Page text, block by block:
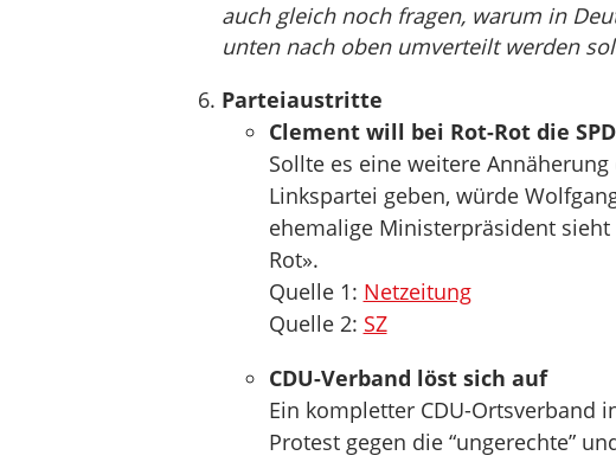
auch gleich noch fragen, warum in
unten nach oben umverteilt werden
Parteiaustritte
Clement will bei Rot-Rot die
Sollte es eine weitere
Linkspartei geben, würde
ehemalige Ministerpräsident sieht
Rot».
Quelle 1: Netzeitung
Quelle 2: SZ
CDU-Verband löst sich auf
Ein kompletter CDU-Ortsverband
Protest gegen die “ungerechte”